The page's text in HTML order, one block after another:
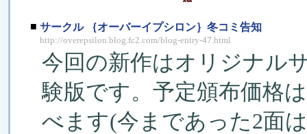
■ サークル ｛オーバーイプシロン｝冬コミ告知
http://overepsilon.blog.fc2.com/blog-entry-47.html
今回の新作はオリジナル
験版です。予定頒布価格
べます(今まであった2面